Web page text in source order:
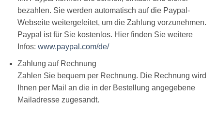
bezahlen. Sie werden automatisch auf die Paypal-
Webseite weitergeleitet, um die Zahlung vorzunehmen.
Paypal ist für Sie kostenlos. Hier finden Sie weitere
Infos: www.paypal.com/de/
Zahlung auf Rechnung
Zahlen Sie bequem per Rechnung. Die Rechnung wird
Ihnen per Mail an die in der Bestellung angegebene
Mailadresse zugesandt.